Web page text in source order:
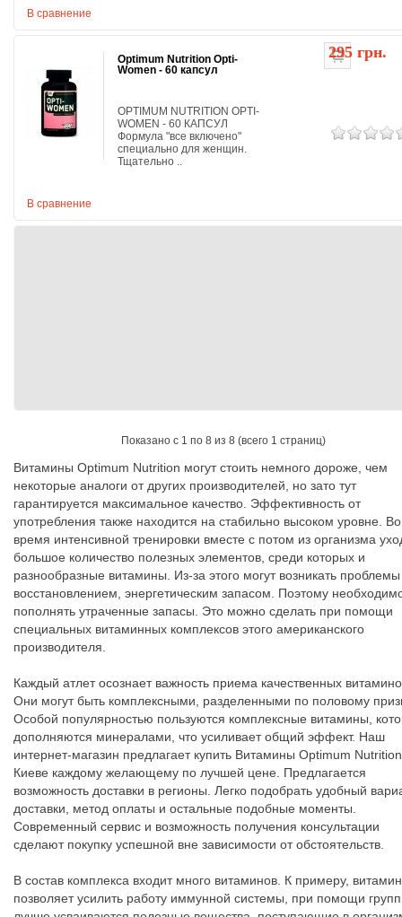
В сравнение
295 грн.
В сравнение
Optimum Nutrition Opti-
Women - 60 капсул
OPTIMUM NUTRITION OPTI-
WOMEN - 60 КАПСУЛ
Формула "все включено"
специально для женщин.
Тщательно ..
Показано с 1 по 8 из 8 (всего 1 страниц)
Витамины Optimum Nutrition могут стоить немного дороже, чем
некоторые аналоги от других производителей, но зато тут
гарантируется максимальное качество. Эффективность от
употребления также находится на стабильно высоком уровне. Во
время интенсивной тренировки вместе с потом из организма
большое количество полезных элементов, среди которых и
разнообразные витамины. Из-за этого могут возникать
восстановлением, энергетическим запасом. Поэтому
пополнять утраченные запасы. Это можно сделать при помощи
специальных витаминных комплексов этого американского
производителя.
Каждый атлет осознает важность приема качественных
Они могут быть комплексными, разделенными по половому
Особой популярностью пользуются комплексные витамины,
дополняются минералами, что усиливает общий эффект. Наш
интернет-магазин предлагает купить Витамины Optimum
Киеве каждому желающему по лучшей цене. Предлагается
возможность доставки в регионы. Легко подобрать удобный
доставки, метод оплаты и остальные подобные моменты.
Современный сервис и возможность получения консультации
сделают покупку успешной вне зависимости от обстоятельств.
В состав комплекса входит много витаминов. К примеру,
позволяет усилить работу иммунной системы, при помощи